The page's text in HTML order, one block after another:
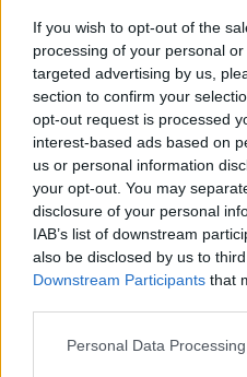
If you wish to opt-out of the
processing of your personal
targeted advertising by us,
section to confirm your
opt-out request is processed
interest-based ads based on
us or personal information
your opt-out. You may
disclosure of your personal
IAB’s list of downstream
also be disclosed by us to
Downstream Participants that
Personal Data
Tömegverekedés
mezőgazdasági úti
Kórházba szállítottak
munkagépek rongálódtak
rendeleteket is
délután súlyos konfliktus
elsőbbségadási vita